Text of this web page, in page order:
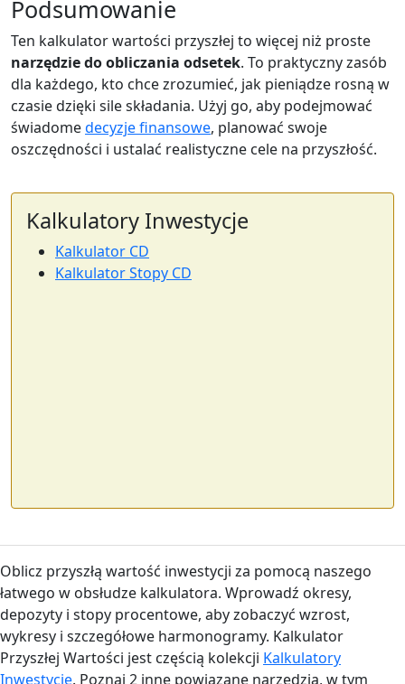
Podsumowanie
Ten kalkulator wartości przyszłej to więcej niż proste
narzędzie do obliczania odsetek. To praktyczny zasób
dla każdego, kto chce zrozumieć, jak pieniądze rosną w
czasie dzięki sile składania. Użyj go, aby podejmować
świadomedecyzje finansowe, planować swoje
oszczędności i ustalać realistyczne cele na przyszłość.
Kalkulatory Inwestycje
Kalkulator CD
Kalkulator Stopy CD
Oblicz przyszłą wartość inwestycji za pomocą naszego
łatwego w obsłudze kalkulatora. Wprowadź okresy,
depozyty i stopy procentowe, aby zobaczyć wzrost,
wykresy i szczegółowe harmonogramy. Kalkulator
Przyszłej Wartości jest częścią kolekcji Kalkulatory
Inwestycje. Poznaj 2 inne powiązane narzędzia, w tym